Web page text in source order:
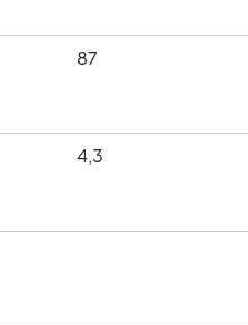
87
4,3